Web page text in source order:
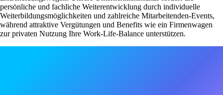
persönliche und fachliche Weiterentwicklung durch individuelle
Weiterbildungsmöglichkeiten und zahlreiche Mitarbeitenden-Events,
während attraktive Vergütungen und Benefits wie ein Firmenwagen
zur privaten Nutzung Ihre Work-Life-Balance unterstützen.